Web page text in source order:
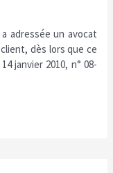
adressée un avocat
dès lors que ce
janvier 2010, n° 08-